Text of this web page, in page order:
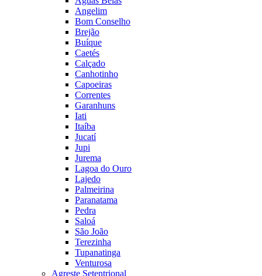
Angelim
Bom Conselho
Brejão
Buíque
Caetés
Calçado
Canhotinho
Capoeiras
Correntes
Garanhuns
Iati
Itaíba
Jucatí
Jupi
Jurema
Lagoa do Ouro
Lajedo
Palmeirina
Paranatama
Pedra
Saloá
São João
Terezinha
Tupanatinga
Venturosa
Agreste Setentrional